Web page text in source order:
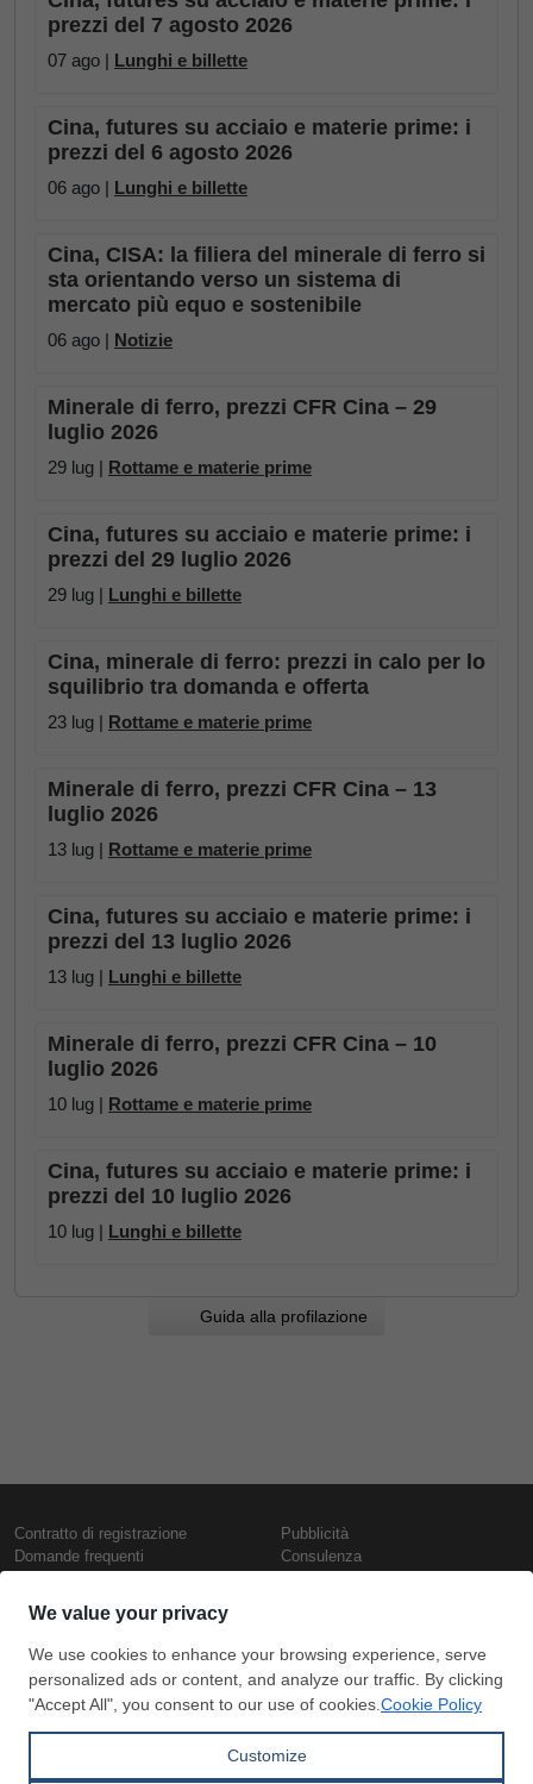
prezzi del 7 agosto 2026
07 ago | Lunghi e billette
Cina, futures su acciaio e materie prime: i
prezzi del 6 agosto 2026
06 ago | Lunghi e billette
Cina, CISA: la filiera del minerale di ferro si
sta orientando verso un sistema di
mercato più equo e sostenibile
06 ago | Notizie
Minerale di ferro, prezzi CFR Cina – 29
luglio 2026
29 lug | Rottame e materie prime
Cina, futures su acciaio e materie prime: i
prezzi del 29 luglio 2026
29 lug | Lunghi e billette
Cina, minerale di ferro: prezzi in calo per lo
squilibrio tra domanda e offerta
23 lug | Rottame e materie prime
Minerale di ferro, prezzi CFR Cina – 13
luglio 2026
13 lug | Rottame e materie prime
Cina, futures su acciaio e materie prime: i
prezzi del 13 luglio 2026
13 lug | Lunghi e billette
Minerale di ferro, prezzi CFR Cina – 10
luglio 2026
10 lug | Rottame e materie prime
Cina, futures su acciaio e materie prime: i
prezzi del 10 luglio 2026
10 lug | Lunghi e billette
Guida alla profilazione
Contratto di registrazione
Domande frequenti
Presentazione
Contattaci
Termini di utilizzo
Politica di riservatezza
Pubblicità
Consulenza
Prezzi e indici
Prezzi giornalieri rottame
Marketplace Inc.
Tutti i diritti riservati